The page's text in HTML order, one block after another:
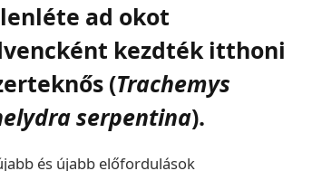
ad okot
kezdték itthoni
(Trachemys
serpentina).
és újabb előfordulások